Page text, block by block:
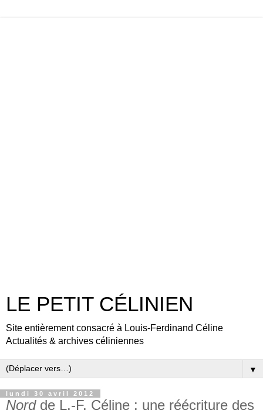
LE PETIT CÉLINIEN
Site entièrement consacré à Louis-Ferdinand Céline
Actualités & archives céliniennes
▼
lundi 30 avril 2012
Nordde L.-F. Céline : une réécriture des